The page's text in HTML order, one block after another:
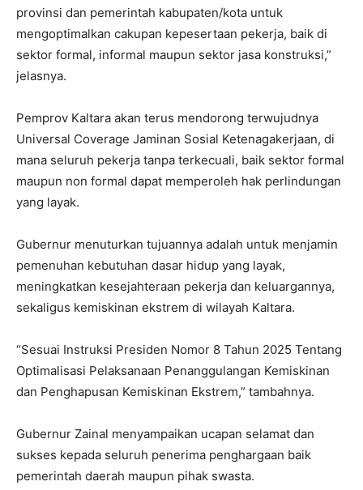
provinsi dan pemerintah kabupaten/kota untuk
mengoptimalkan cakupan kepesertaan pekerja, baik di
sektor formal, informal maupun sektor jasa konstruksi,”
jelasnya.
Pemprov Kaltara akan terus mendorong terwujudnya
Universal Coverage Jaminan Sosial Ketenagakerjaan, di
mana seluruh pekerja tanpa terkecuali, baik sektor formal
maupun non formal dapat memperoleh hak perlindungan
yang layak.
Gubernur menuturkan tujuannya adalah untuk menjamin
pemenuhan kebutuhan dasar hidup yang layak,
meningkatkan kesejahteraan pekerja dan keluargannya,
sekaligus kemiskinan ekstrem di wilayah Kaltara.
“Sesuai Instruksi Presiden Nomor 8 Tahun 2025 Tentang
Optimalisasi Pelaksanaan Penanggulangan Kemiskinan
dan Penghapusan Kemiskinan Ekstrem,” tambahnya.
Gubernur Zainal menyampaikan ucapan selamat dan
sukses kepada seluruh penerima penghargaan baik
pemerintah daerah maupun pihak swasta.